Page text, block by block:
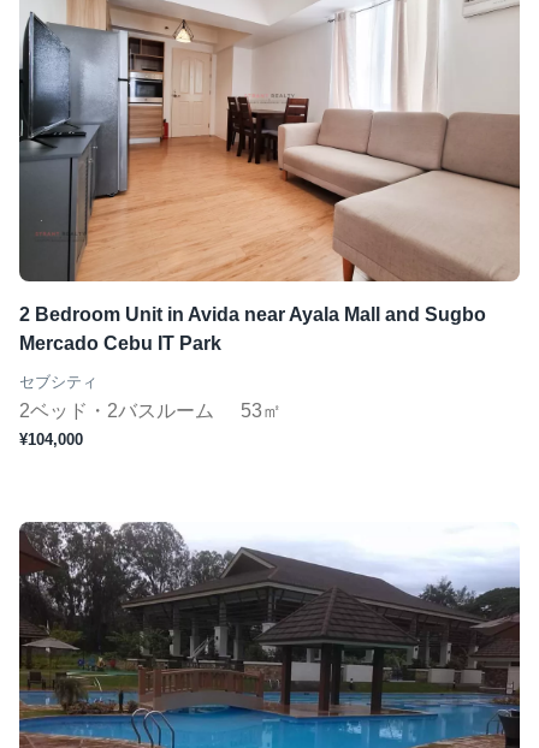
2 Bedroom Unit in Avida near Ayala Mall and Sugbo
Mercado Cebu IT Park
セブシティ
2ベッド・2バスルーム 53㎡
¥104,000